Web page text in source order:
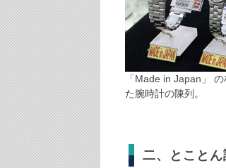
「Made in Japan」
た腕時計の陳列。
二、とことん